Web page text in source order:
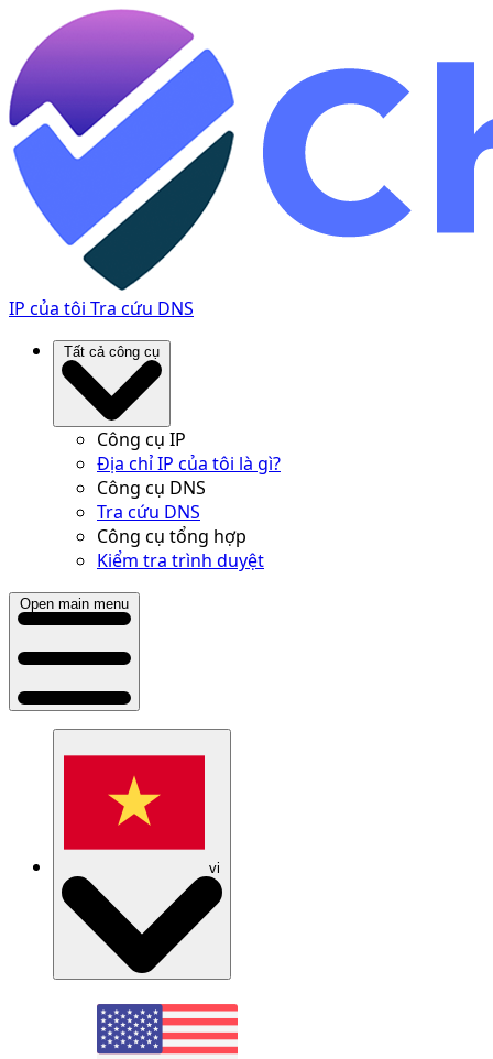
IP của tôi Tra cứu DNS
Tất cả công cụ
Công cụ IP
Địa chỉ IP của tôi là gì?
Công cụ DNS
Tra cứu DNS
Công cụ tổng hợp
Kiểm tra trình duyệt
Open main menu
vi